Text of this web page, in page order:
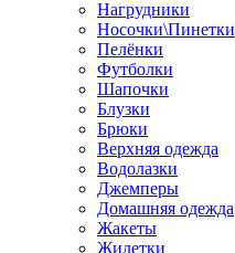
Нагрудники
Носочки\Пинетки
Пелёнки
Футболки
Шапочки
Блузки
Брюки
Верхняя одежда
Водолазки
Джемперы
Домашняя одежда
Жакеты
Жилетки